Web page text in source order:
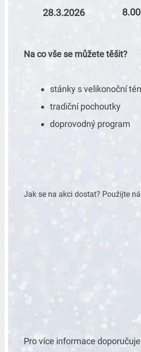
28.3.2026
Na co vše se můžete těšit?
stánky s velikonoční
tradiční pochoutky
doprovodný program
Jak se na akci dostat? Použijte
Pro více informace